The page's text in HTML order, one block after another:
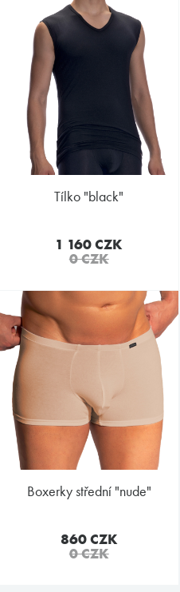
tílko "black"
1 160 CZK
0 CZK
boxerky střední "nude"
860 CZK
0 CZK